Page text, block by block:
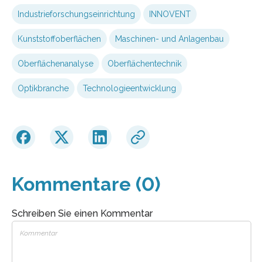
Industrieforschungseinrichtung INNOVENT
Kunststoffoberflächen Maschinen- und Anlagenbau
Oberflächenanalyse Oberflächentechnik
Optikbranche Technologieentwicklung
Kommentare (0)
Schreiben Sie einen Kommentar